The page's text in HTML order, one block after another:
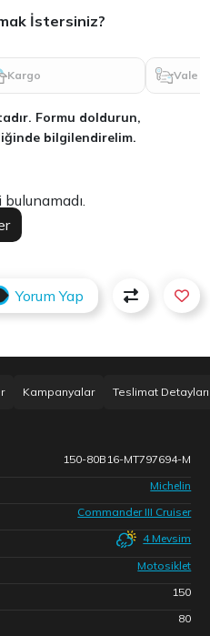
İstersiniz?
Kargo Vale
Formu doldurun,
bilgilendirelim.
Yorum Yap
Kampanyalar Teslimat Detayları
150-80B16-MT797694-M
Michelin
Commander III Cruiser
4 Mevsim
Motosiklet
150
80